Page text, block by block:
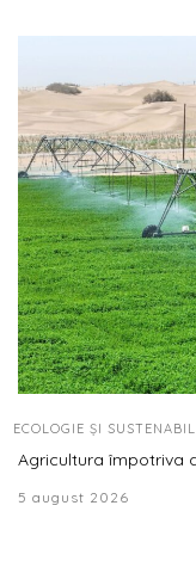
ECOLOGIE ȘI
Agricultura împotriva
5 august 2026